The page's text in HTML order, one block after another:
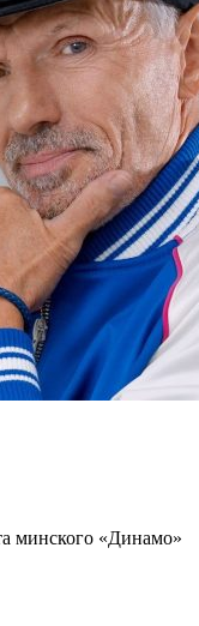
минского «Динамо»